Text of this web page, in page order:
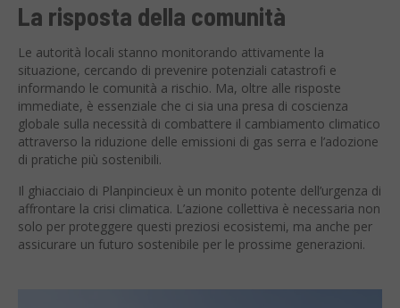
La risposta della comunità
Le autorità locali stanno monitorando attivamente la
situazione, cercando di prevenire potenziali catastrofi e
informando le comunità a rischio. Ma, oltre alle risposte
immediate, è essenziale che ci sia una presa di coscienza
globale sulla necessità di combattere il cambiamento climatico
attraverso la riduzione delle emissioni di gas serra e l’adozione
di pratiche più sostenibili.
Il ghiacciaio di Planpincieux è un monito potente dell’urgenza di
affrontare la crisi climatica. L’azione collettiva è necessaria non
solo per proteggere questi preziosi ecosistemi, ma anche per
assicurare un futuro sostenibile per le prossime generazioni.